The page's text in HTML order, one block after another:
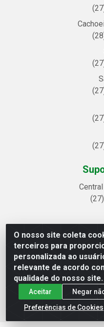
O nosso site coleta
terceiros para
personalizada ao
relevante de acordo
qualidade do nosso site.
Aceitar
Negar
Preferências de Cookies
Linhavix Distribuidora
Quadra314 Lote 05 e
29.901-605 -